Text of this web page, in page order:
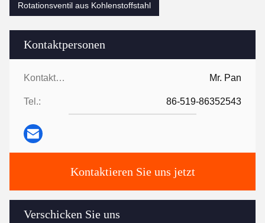
Kontaktpersonen
Kontaktpersonen: Mr. Pan
Tel.: 86-519-86352543
Kontaktieren Sie uns jetzt
Verschicken Sie uns
Rotationsventil aus Kohlenstoffstahl